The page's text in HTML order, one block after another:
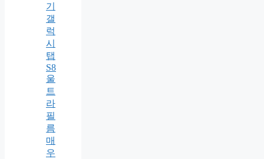
기
갤
럭
시
탭
S8
울
트
라
필
름
매
우